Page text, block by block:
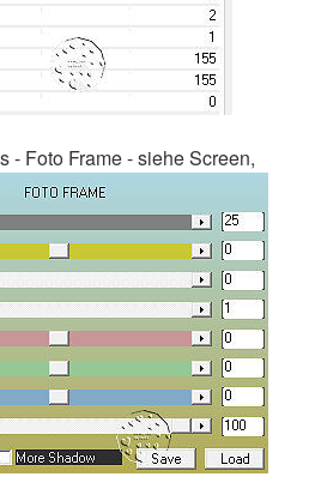
- Foto Frame - siehe Screen,